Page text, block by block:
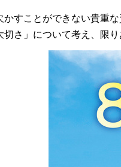
かすことができない貴重な
切さ」について考え、限